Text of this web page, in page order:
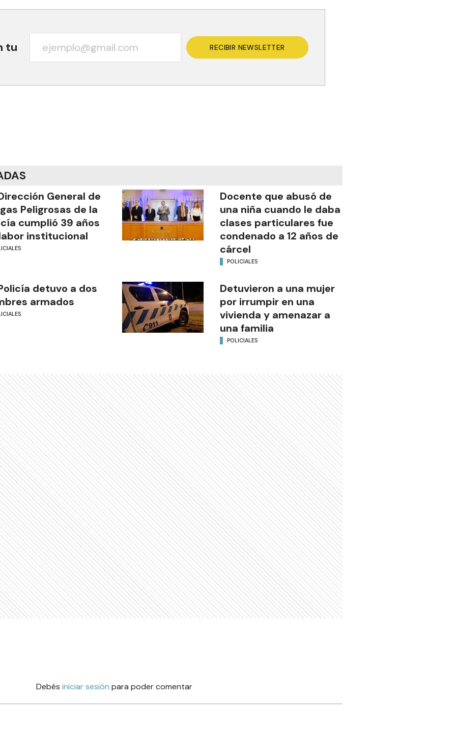
tu RECIBIR NEWSLETTER
General de
Peligrosas de la
cumplió 39 años
institucional
Docente que abusó de
una niña cuando le daba
clases particulares fue
condenado a 12 años de
cárcel
POLICIALES
detuvo a dos
armados
Detuvieron a una mujer
por irrumpir en una
vivienda y amenazar a
una familia
POLICIALES
Debés iniciar sesión para poder comentar